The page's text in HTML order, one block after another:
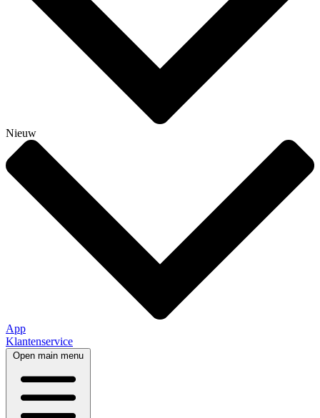
Nieuw
App
Klantenservice
Open main menu